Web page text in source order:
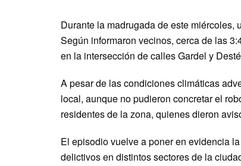
Durante la madrugada de este
Según informaron vecinos, cerca de las
en la intersección de calles Gardel y
A pesar de las condiciones climáticas
local, aunque no pudieron concretar el
residentes de la zona, quienes dieron
El episodio vuelve a poner en evidencia
delictivos en distintos sectores de la